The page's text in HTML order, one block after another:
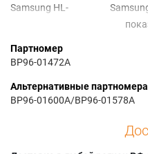
Samsung HL-
S4666W
Samsung HL-
Samsung HL-
S5066W
Samsung
Партномер
BP96-01472A
Альтернативные партномера
BP96-01600A/BP96-01578A